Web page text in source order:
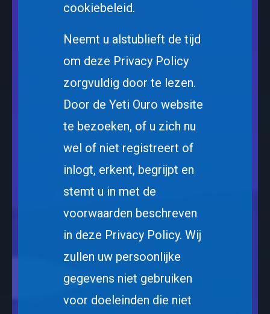
cookiebeleid.
Neemt u alstublieft de tijd
om deze Privacy Policy
zorgvuldig door te lezen.
Door de Yeti Ouro website
te bezoeken, of u zich nu
wel of niet registreert of
inlogt, erkent, begrijpt en
stemt u in met de
voorwaarden beschreven
in deze Privacy Policy. Wij
zullen uw persoonlijke
gegevens niet gebruiken
voor doeleinden die niet